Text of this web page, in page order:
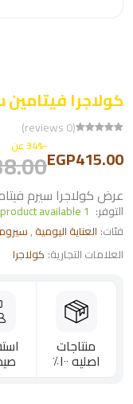
كولاجرا
(0 reviews)
EGP415.00-34% عن
عرض كولاجرا سيرم فيتامين
التوفر:
فئات: العناية اليومية ,
العلامات التجارية: كولاجرا
منتاجات
اصليه ١٠٠٪؜